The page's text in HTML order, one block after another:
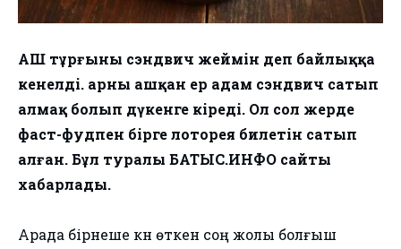
АҚШ тұрғыны сэндвич жеймін деп байлыққа
кенелді. Қарны ашқан ер адам сэндвич сатып
алмақ болып дүкенге кіреді. Ол сол жерде
фаст-фудпен бірге лоторея билетін сатып
алған. Бұл туралы БАТЫС.ИНФО сайты
хабарлады.
Арада бірнеше күн өткен соң жолы болғыш